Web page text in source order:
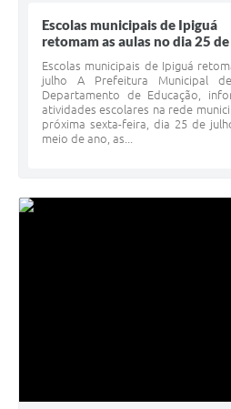
Escolas municipais de Ipiguá
retomam as aulas no dia 25
Escolas municipais de Ipiguá
julho A Prefeitura Municipal
Departamento de Educação,
atividades escolares na rede
próxima sexta-feira, dia 25 de
meio de ano, as...